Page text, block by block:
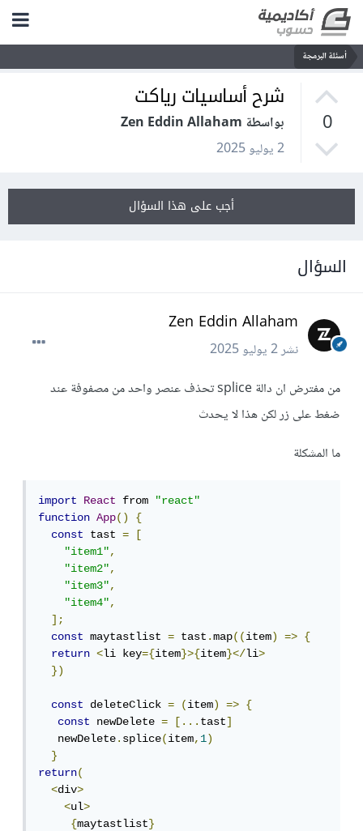
أسئلة البرمجة
0
شرح أساسيات رياكت
بواسطة Zen Eddin Allaham
2 يوليو 2025
أجب على هذا السؤال
السؤال
Zen Eddin Allaham
نشر2 يوليو 2025
من مفترض ان دالة splice تحذف عنصر واحد من مصفوفة عند
ضغط على زر لكن هذا لا يحدث
ما المشكلة
import React from "react"
function
App()
{
const
tast =
[
"item1",
"item2",
"item3",
"item4",
];
const maytastlist = tast.map((item) =>
{
return
<li key={item}>{item}</li>
})
const deleteClick = (item) =>
{
const
newDelete = [...tast]
   newDelete
.splice(item,1)
}
return(
<div>
<ul>
{maytastlist}